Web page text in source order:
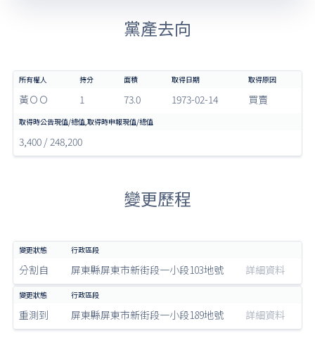
黨產去向
黃ＯＯ 1 73.0 1973-02-14 買賣
3,400 / 248,200
變更歷程
分割自 屏東縣屏東市新街段一小段103地號 詳細資料
重測到 屏東縣屏東市新街段一小段189地號 詳細資料